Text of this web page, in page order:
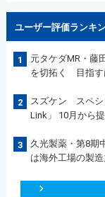
ユーザー評価ランキ
1
元タケダMR・藤
を切拓く 目指す
2
スズケン スペシ
Link」 10月から
3
久光製薬・第8
は海外工場の製